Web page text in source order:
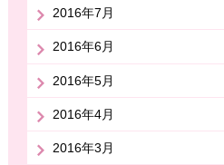
2016年7月
2016年6月
2016年5月
2016年4月
2016年3月